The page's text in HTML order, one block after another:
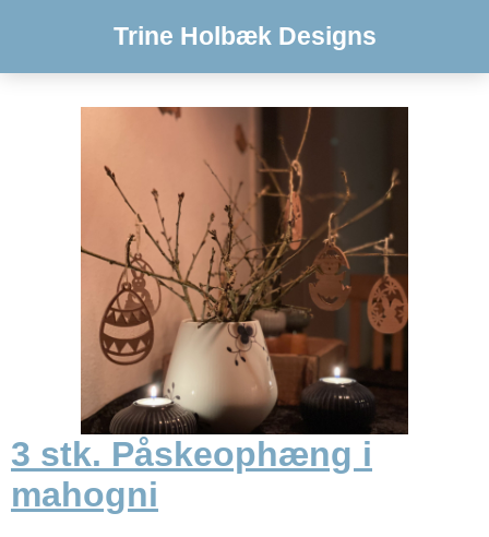
Trine Holbæk Designs
3 stk. Påskeophæng i
mahogni